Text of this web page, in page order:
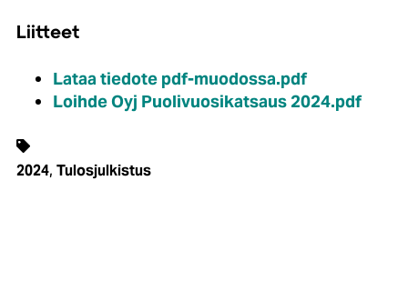
Liitteet
Lataa tiedote pdf-muodossa.pdf
Loihde Oyj Puolivuosikatsaus 2024.pdf
2024, Tulosjulkistus